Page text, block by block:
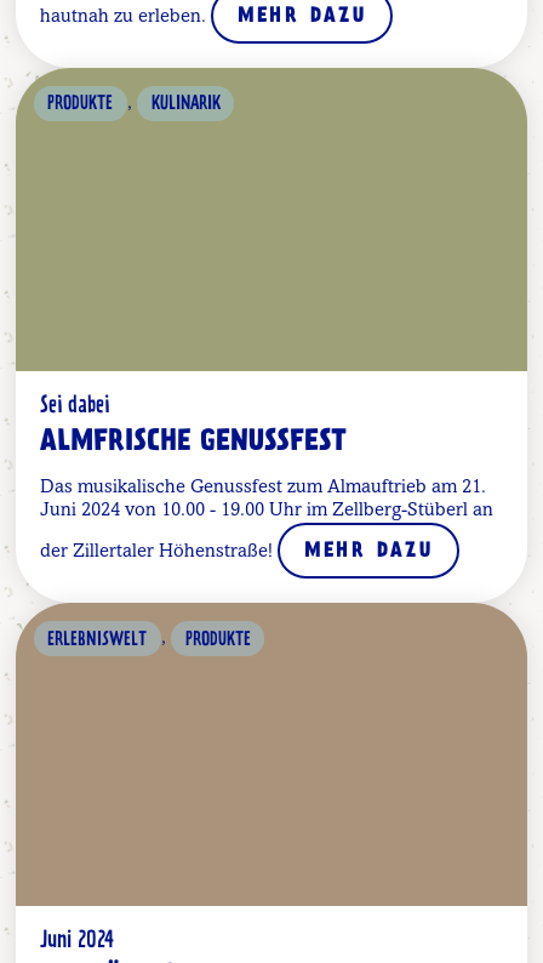
hautnah zu erleben. MEHR DAZU
PRODUKTE , KULINARIK
Sei dabei
ALMFRISCHE GENUSSFEST
Das musikalische Genussfest zum Almauftrieb am 21.
Juni 2024 von 10.00 - 19.00 Uhr im Zellberg-Stüberl an
der Zillertaler Höhenstraße! MEHR DAZU
ERLEBNISWELT , PRODUKTE
Juni 2024